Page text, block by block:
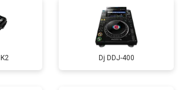
Dj DDJ-400